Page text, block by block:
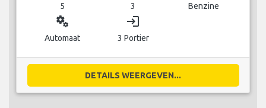
5 3 Benzine
miscellaneous_services
Automaat
login
3 Portier
DETAILS WEERGEVEN...